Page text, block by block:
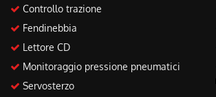
Controllo trazione
Fendinebbia
Lettore CD
Monitoraggio pressione pneumatici
Servosterzo
policy.
rivedere
e
modificare
tue